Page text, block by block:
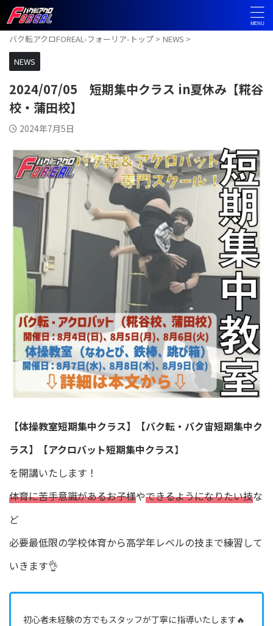
バク転アクロFOREAL-フォーリア-トップ > NEWS >
NEWS
2024/07/05 短期集中クラス in夏休み【糀谷
校・蒲田校】
2024年7月5日
【体操教室短期集中クラス】【バク転・バク宙短期集中ク
ラス】【アクロバット短期集中クラス】
を開講いたします！
体育に苦手意識があるお子様やできるようになりたい技な
ど
必要最低限の学校体育から高学年レベルの技まで練習して
いきます👌
初心者未経験の方でもスタッフが丁寧に指導いたします🔥